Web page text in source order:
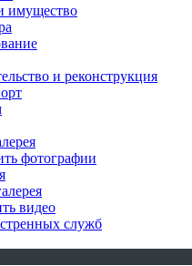
имущество
и реконструкция
фотографии
видео
служб